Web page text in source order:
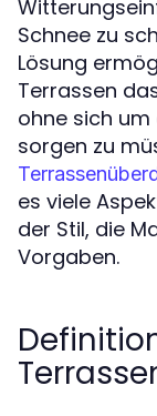
Schnee zu
Lösung
Terrassen
ohne sich
sorgen zu
es viele
der Stil, die
Vorgaben.